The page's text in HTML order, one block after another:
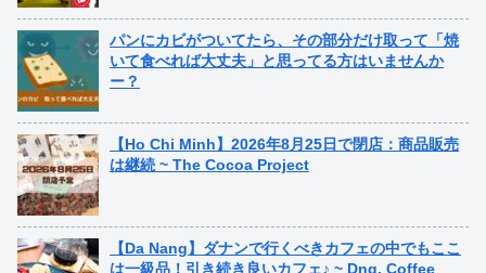
パンにカビがついてたら、その部分だけ取って「焼
いて食べれば大丈夫」と思ってる方はいませんか
ー？
【Ho Chi Minh】2026年8月25日で閉店：商品販売
は継続 ~ The Cocoa Project
【Da Nang】ダナンで行くべきカフェの中でもここ
は一級品！引き続き良いカフェ♪ ~ Dng. Coffee